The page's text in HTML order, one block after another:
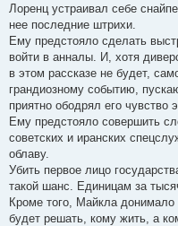
Лоренц устраивал себе
нее последние штрихи.
Ему предстояло сделать
войти в анналы. И, хотя
в этом рассказе не будет,
грандиозному событию,
приятно ободрял его чувство
Ему предстояло совершить
советских и иранских
облаву.
Убить первое лицо
такой шанс. Единицам за
Кроме того, Майкла донимало
будет решать, кому жить, а